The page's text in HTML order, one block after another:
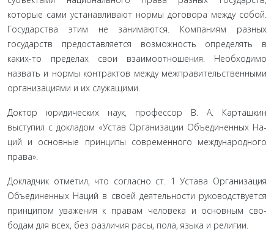
которые сами уста­навливают нормы договора между собой.
Государства этим не занимаются. Компаниям разных
государств предоставляется возможность определять в
каких-то пределах свои взаимоот­ношения. Необходимо
назвать и нормы контрактов между межправительственными
организациями и их служащими.
Доктор юридических наук, профессор В. А. Карташкин
выступил с докладом «Устав Организации Объединенных На­
ций и основные принципы современного международного
права».
Докладчик отметил, что согласно ст. 1 Устава Организа­ция
Объединенных Наций в своей деятельности руководству­ется
принципом уважения к правам человека и основным сво­
бодам для всех, без различия расы, пола, языка и религии.